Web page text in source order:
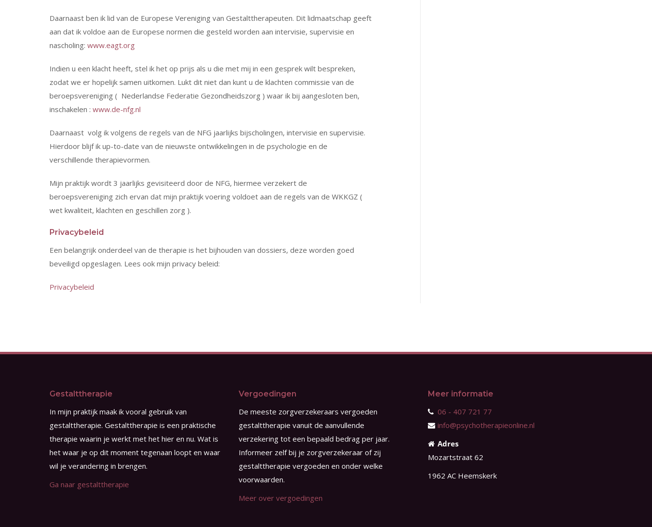
Daarnaast ben ik lid van de Europese Vereniging van Gestalttherapeuten. Dit lidmaatschap geeft
aan dat ik voldoe aan de Europese normen die gesteld worden aan intervisie, supervisie en
nascholing: www.eagt.org
Indien u een klacht heeft, stel ik het op prijs als u die met mij in een gesprek wilt bespreken,
zodat we er hopelijk samen uitkomen. Lukt dit niet dan kunt u de klachten commissie van de
beroepsvereniging ( Nederlandse Federatie Gezondheidszorg ) waar ik bij aangesloten ben,
inschakelen : www.de-nfg.nl
Daarnaast volg ik volgens de regels van de NFG jaarlijks bijscholingen, intervisie en supervisie.
Hierdoor blijf ik up-to-date van de nieuwste ontwikkelingen in de psychologie en de
verschillende therapievormen.
Mijn praktijk wordt 3 jaarlijks gevisiteerd door de NFG, hiermee verzekert de
beroepsvereniging zich ervan dat mijn praktijk voering voldoet aan de regels van de WKKGZ (
wet kwaliteit, klachten en geschillen zorg ).
Privacybeleid
Een belangrijk onderdeel van de therapie is het bijhouden van dossiers, deze worden goed
beveiligd opgeslagen. Lees ook mijn privacy beleid:
Privacybeleid
Gestalttherapie
In mijn praktijk maak ik vooral gebruik van
gestalttherapie. Gestalttherapie is een praktische
therapie waarin je werkt met het hier en nu. Wat is
het waar je op dit moment tegenaan loopt en waar
wil je verandering in brengen.
Ga naar gestalttherapie
Vergoedingen
De meeste zorgverzekeraars vergoeden
gestalttherapie vanuit de aanvullende
verzekering tot een bepaald bedrag per jaar.
Informeer zelf bij je zorgverzekeraar of zij
gestalttherapie vergoeden en onder welke
voorwaarden.
Meer over vergoedingen
Meer informatie
06 - 407 721 77
info@psychotherapieonline.nl
Adres
Mozartstraat 62
1962 AC Heemskerk